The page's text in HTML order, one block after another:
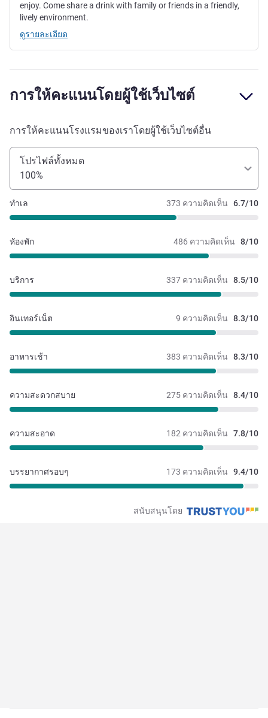
enjoy. Come share a drink with family or friends in a friendly,
lively environment.
ดูรายละเอียด
การให้คะแนนโดยผู้ใช้เว็บไซต์
การให้คะแนนโรงแรมของเราโดยผู้ใช้เว็บไซต์อื่น
โปรไฟล์ทั้งหมด
100%
373 ความคิดเห็น 6.7/10
ทำเล
486 ความคิดเห็น 8/10
หัองพัก
337 ความคิดเห็น 8.5/10
บริการ
9 ความคิดเห็น 8.3/10
อินเทอร์เน็ต
383 ความคิดเห็น 8.3/10
อาหารเช้า
275 ความคิดเห็น 8.4/10
ความสะดวกสบาย
182 ความคิดเห็น 7.8/10
ความสะอาด
173 ความคิดเห็น 9.4/10
บรรยากาศรอบๆ
สนับสนุนโดย